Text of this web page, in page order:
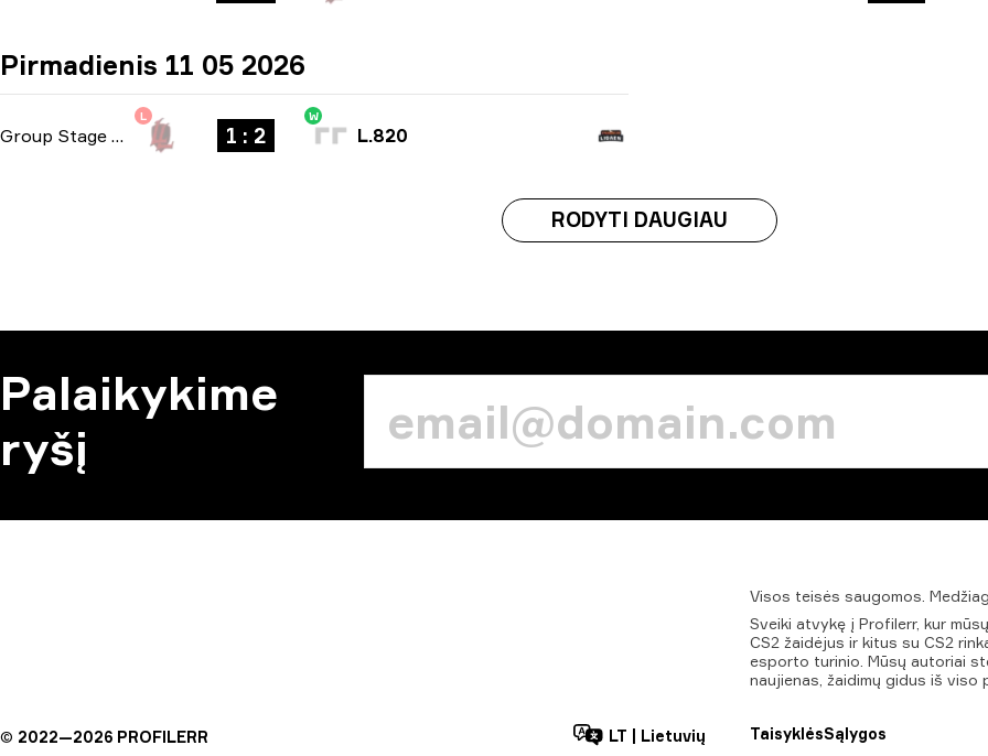
Pirmadienis 11 05 2026
Group Stage bo3
L
1 : 2
W
L.820
RODYTI DAUGIAU
Palaikykime
ryšį
Visos teisės saugomos.
Sveiki atvykę į Profilerr, kur
CS2 žaidėjus ir kitus su CS2
esporto turinio. Mūsų autoriai
naujienas, žaidimų gidus iš viso
TaisyklėsSąlygos
© 2022—2026 PROFILERR LT Lietuvių